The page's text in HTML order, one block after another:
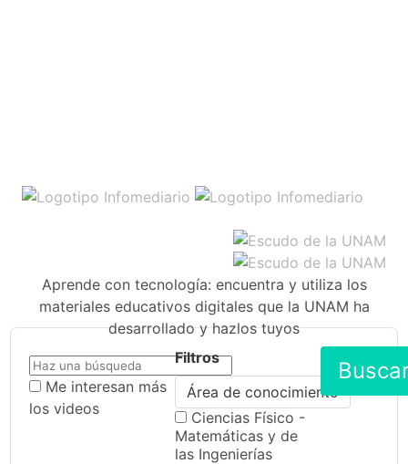
Aprende con tecnología: encuentra y utiliza los
materiales educativos digitales que la UNAM ha
desarrollado y hazlos tuyos
Me interesan más
los videos
Filtros
Área de conocimiento
Ciencias Físico -
Matemáticas y de
las Ingenierías